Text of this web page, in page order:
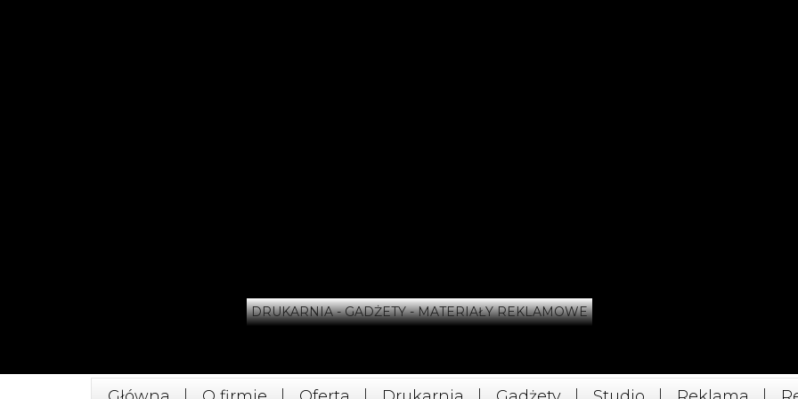
DRUKARNIA - GADŻETY - MATERIAŁY REKLAMOWE